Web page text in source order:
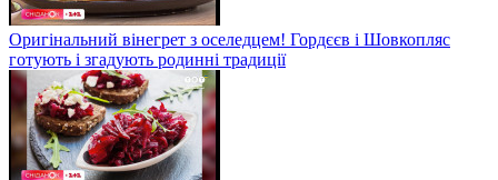
Оригінальний вінегрет з оселедцем! Гордєєв і Шовкопляс
готують і згадують родинні традиції